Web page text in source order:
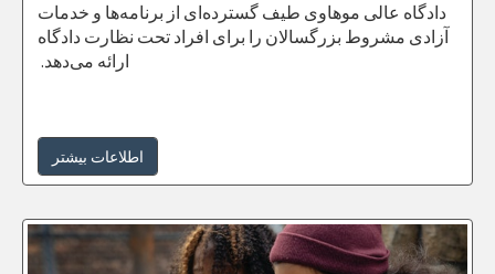
دادگاه عالی موهاوی طیف گسترده‌ای از برنامه‌ها و خدمات
آزادی مشروط بزرگسالان را برای افراد تحت نظارت دادگاه
ارائه می‌دهد.
اطلاعات بیشتر